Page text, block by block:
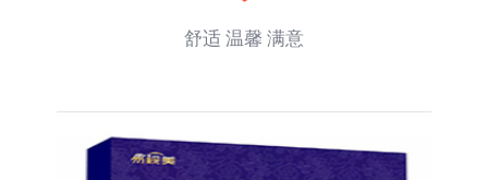
舒适 温馨 满意